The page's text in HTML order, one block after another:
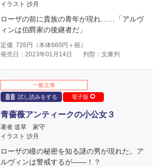
イラスト 沙月
ローザの前に貴族の青年が現れ……「アルヴ
ィンは伯爵家の後継者だ」
定価 726 円（本体660円＋税）
発売日：2023年01月14日
判型：文庫判
一般文庫
試し読みをする
電子版
青薔薇アンティークの小公女３
著者 道草 家守
イラスト 沙月
ローザの瞳の秘密を知る謎の男が現れた。ア
ルヴィンは警戒するが――！？